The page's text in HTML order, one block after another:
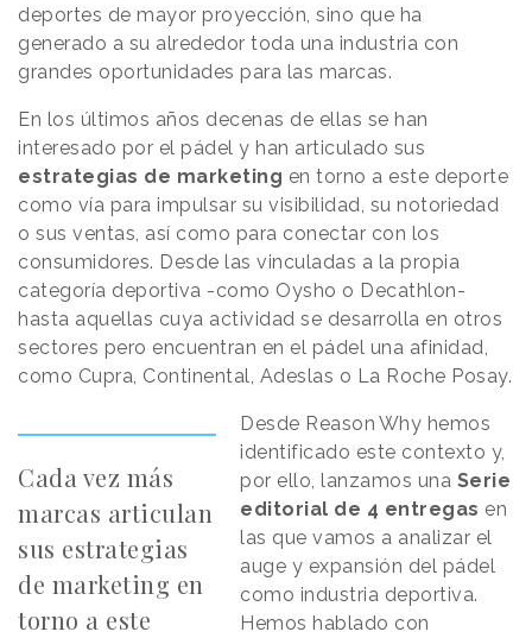
deportes de mayor proyección, sino que ha
generado a su alrededor toda una industria con
grandes oportunidades para las marcas.
En los últimos años decenas de ellas se han
interesado por el pádel y han articulado sus
estrategias de marketing en torno a este deporte
como vía para impulsar su visibilidad, su notoriedad
o sus ventas, así como para conectar con los
consumidores. Desde las vinculadas a la propia
categoría deportiva -como Oysho o Decathlon-
hasta aquellas cuya actividad se desarrolla en otros
sectores pero encuentran en el pádel una afinidad,
como Cupra, Continental, Adeslas o La Roche Posay.
Cada vez más
marcas articulan
sus estrategias
de marketing en
torno a este
Desde Reason Why hemos
identificado este contexto y,
por ello, lanzamos una Serie
editorial de 4 entregas en
las que vamos a analizar el
auge y expansión del pádel
como industria deportiva.
Hemos hablado con